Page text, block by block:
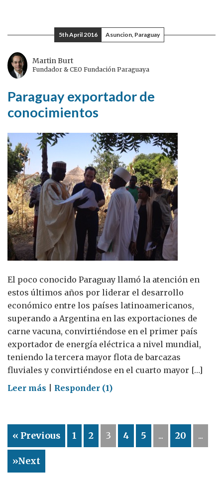
tema
que
sí
interesa
los
jóvenes
5th April 2016 Asuncion, Paraguay
Martin Burt
Fundador & CEO Fundación Paraguaya
Paraguay exportador de
conocimientos
El poco conocido Paraguay llamó la atención en
estos últimos años por liderar el desarrollo
económico entre los países latinoamericanos,
superando a Argentina en las exportaciones de
carne vacuna, convirtiéndose en el primer país
exportador de energía eléctrica a nivel mundial,
teniendo la tercera mayor flota de barcazas
fluviales y convirtiéndose en el cuarto mayor […]
Leer más on
de
conocimientos
Responder (1)
« Previous 1 2 3 4 5 ... 20 ...
»Next